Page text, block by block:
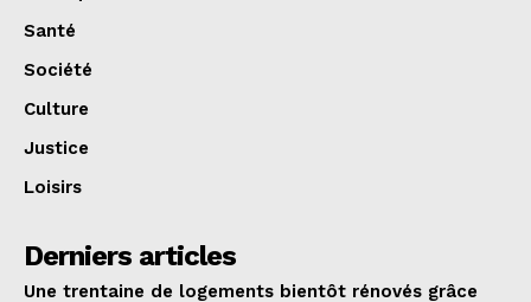
Santé
Société
Culture
Justice
Loisirs
Derniers articles
Une trentaine de logements bientôt rénovés grâce